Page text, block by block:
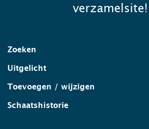
verzamelsite!
Zoeken
Uitgelicht
Toevoegen / wijzigen
Schaatshistorie